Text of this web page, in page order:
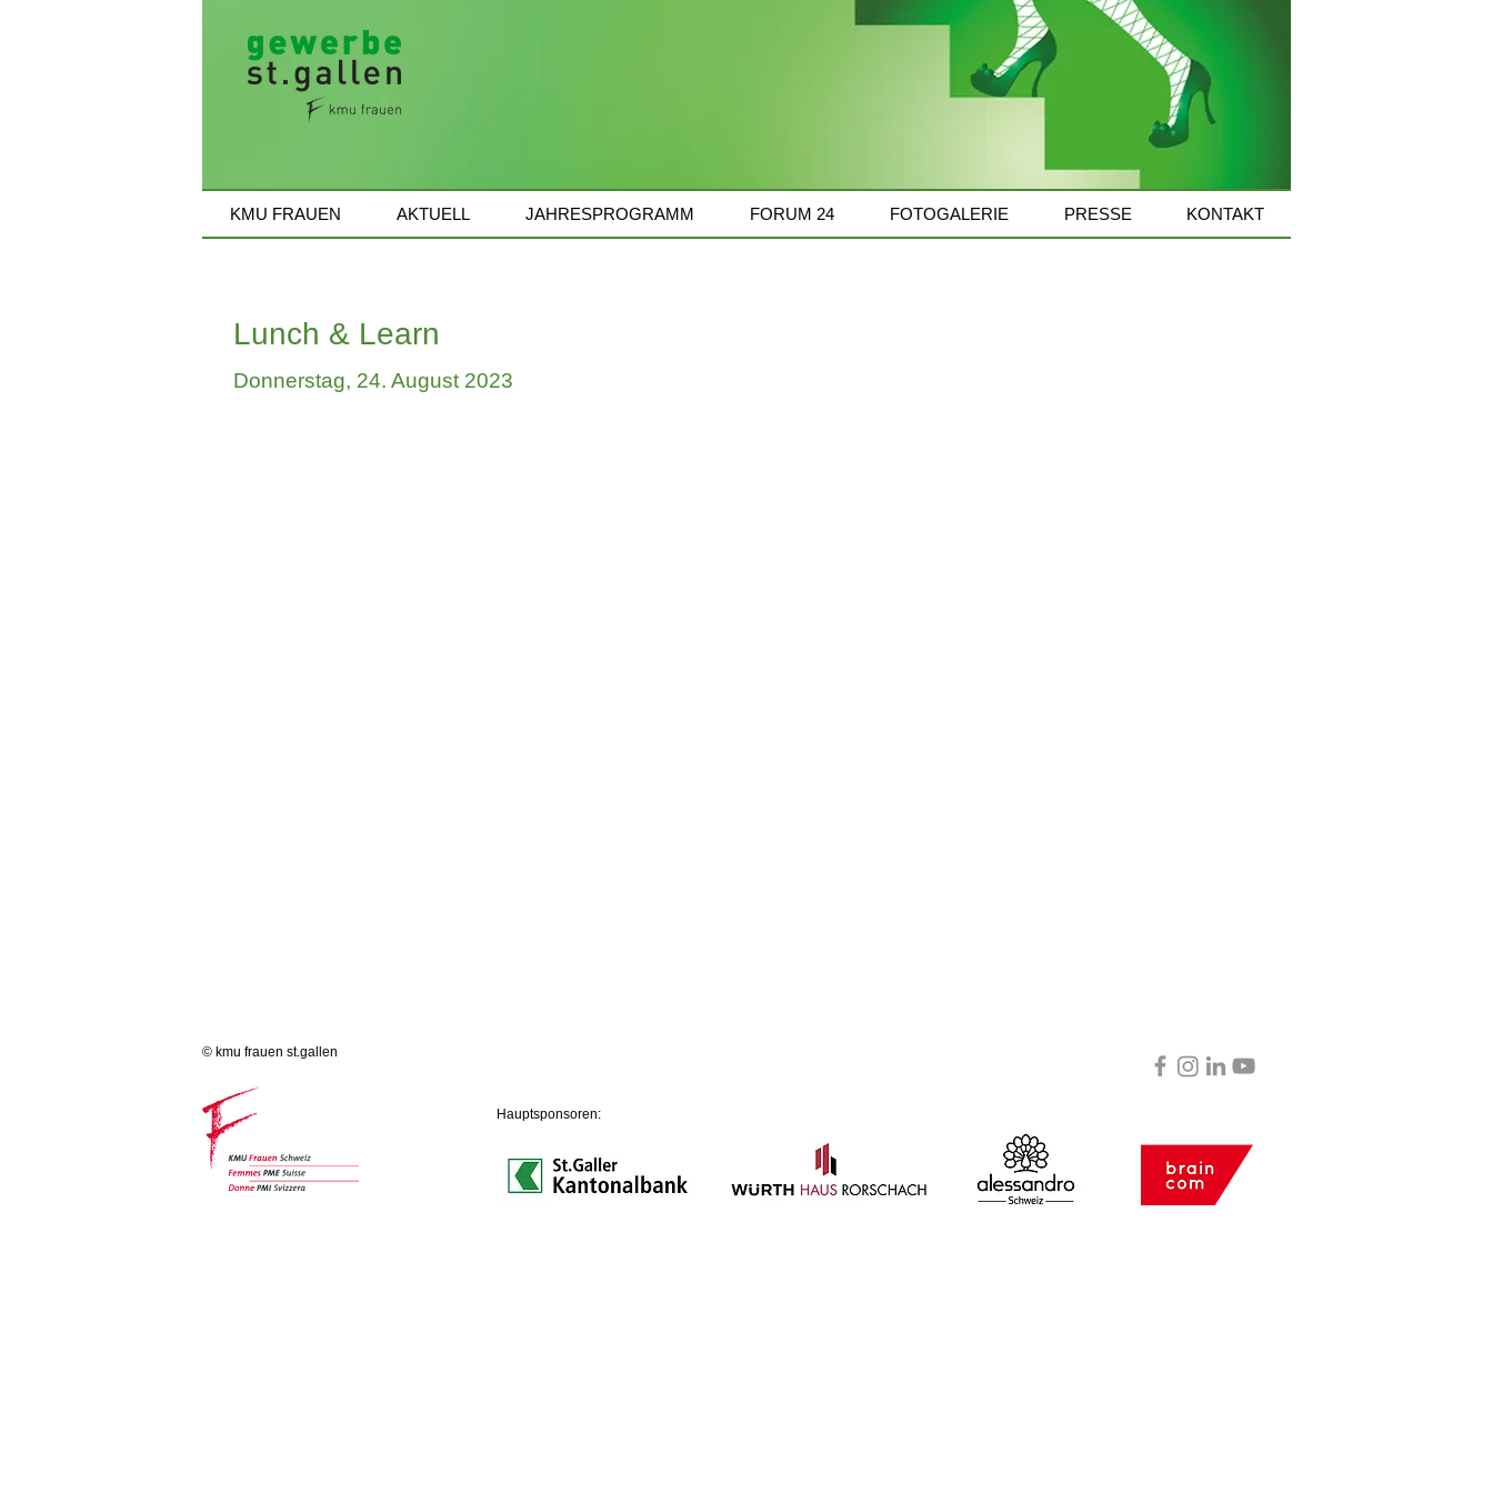
KMU FRAUEN AKTUELL JAHRESPROGRAMM FORUM 24 FOTOGALERIE PRESSE KONTAKT
Lunch & Learn
Donnerstag, 24. August 2023
© kmu frauen st.gallen
Hauptsponsoren: